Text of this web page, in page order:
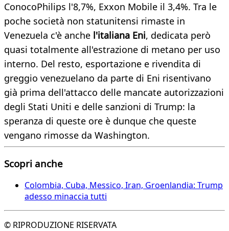
ConocoPhilips l'8,7%, Exxon Mobile il 3,4%. Tra le
poche società non statunitensi rimaste in
Venezuela c'è anche l'italiana Eni, dedicata però
quasi totalmente all'estrazione di metano per uso
interno. Del resto, esportazione e rivendita di
greggio venezuelano da parte di Eni risentivano
già prima dell'attacco delle mancate autorizzazioni
degli Stati Uniti e delle sanzioni di Trump: la
speranza di queste ore è dunque che queste
vengano rimosse da Washington.
Scopri anche
Colombia, Cuba, Messico, Iran, Groenlandia: Trump
adesso minaccia tutti
© RIPRODUZIONE RISERVATA